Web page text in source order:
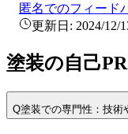
匿名でのフィード
更新日: 2024/12/
塗装の自己
Q塗装での専門性：技術